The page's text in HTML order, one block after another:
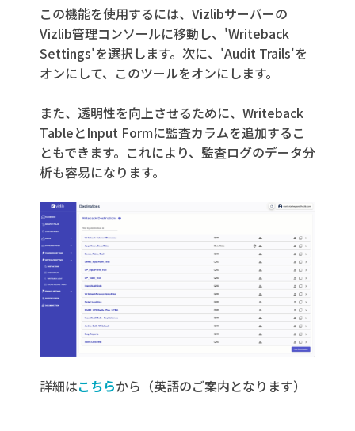
この機能を使用するには、Vizlibサーバーの
Vizlib管理コンソールに移動し、'Writeback
Settings'を選択します。次に、'Audit Trails'を
オンにして、このツールをオンにします。
また、透明性を向上させるために、Writeback
TableとInput Formに監査カラムを追加するこ
ともできます。これにより、監査ログのデータ分
析も容易になります。
詳細はこちらから（英語のご案内となります）